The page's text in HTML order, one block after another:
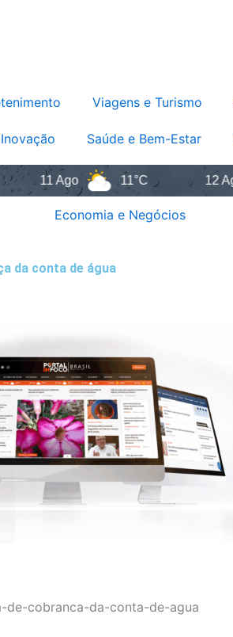
Viagens e Turismo
Saúde e Bem-Estar
Ago 11°C 12 Ago
Economia e Negócios
da conta de água